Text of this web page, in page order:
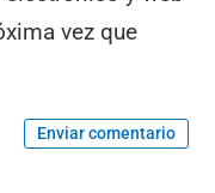
vez que
Enviar comentario